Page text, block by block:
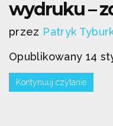
wydruku –
przez Patryk
Opublikowany 14
Kontynuuj czytanie